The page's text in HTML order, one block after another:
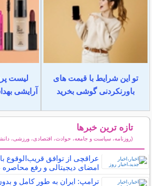
تو این شرایط با قیمت های
باورنکردنی گوشی بخرید
لیست
آرایشی بهداشتی
تازه ترین خبرها
(روزنامه، سیاست و جامعه، حوادث، اقتصادی، ورزشی،
عراقچی از توافق قریب‌الوقوع با
امضای دیجیتالی و رفع محاصره
ترامپ: ایران به طور کامل و